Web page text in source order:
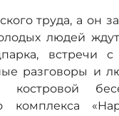
труда, а он
людей
встречи
разговоры и
комплекса